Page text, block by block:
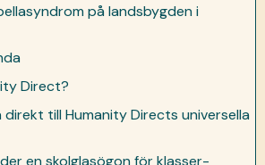
på landsbygden i
Direct?
direkt till Humanity Directs universella
en skolglasögon för klasser-